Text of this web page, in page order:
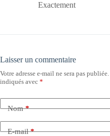
Exactement
Laisser un commentaire
Votre adresse e-mail ne sera pas publiée.
indiqués avec *
Nom*
E-mail*